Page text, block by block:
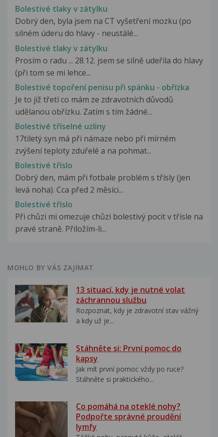
Bolestivé tlaky v zátylku
Dobrý den, byla jsem na CT vyšetření mozku (po
silném úderu do hlavy - neustálé...
Bolestivé tlaky v zátylku
Prosím o radu ... 28.12. jsem se silně udeřila do hlavy
(při tom se mi lehce...
Bolestivé topoření penisu při spánku - obřízka
Je to již třetí co mám ze zdravotních důvodů
udělanou obřízku. Zatím s tím žádné...
Bolestivé tříselné uzliny
17tiletý syn má při námaze nebo při mírném
zvýšení teploty zduřelé a na pohmat...
Bolestivé tříslo
Dobrý den, mám při fotbale problém s třísly (jen
levá noha). Cca před 2 měsíci...
Bolestivé tříslo
Při chůzi mi omezuje chůzi bolestivý pocit v třísle na
pravé straně. Přiložím-li...
MOHLO BY VÁS ZAJÍMAT
13 situací, kdy je nutné volat
záchrannou službu
Rozpoznat, kdy je zdravotní stav vážný
a kdy už je...
Stáhněte si: První pomoc do
kapsy
Jak mít první pomoc vždy po ruce?
Stáhněte si praktického...
Co pomáhá na oteklé nohy?
Podpořte správné proudění
lymfy